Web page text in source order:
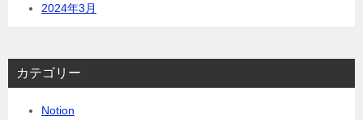
2024年3月
カテゴリー
Notion